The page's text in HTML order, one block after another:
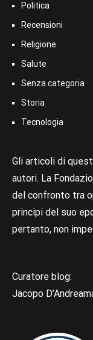
Politica
Recensioni
Religione
Salute
Senza categoria
Storia
Tecnologia
Gli articoli di
autori. La
del confronto tra
principi del suo
pertanto, non
Curatore blog:
Jacopo